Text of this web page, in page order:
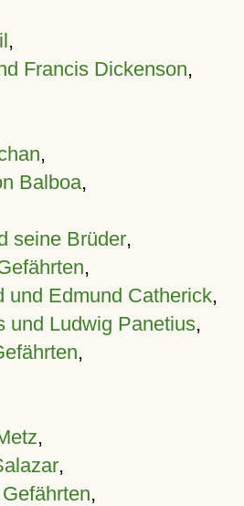
,
Francis Dickenson,
,
Balboa,
seine Brüder,
,
und Edmund Catherick,
und Ludwig Panetius,
,
,
,
,